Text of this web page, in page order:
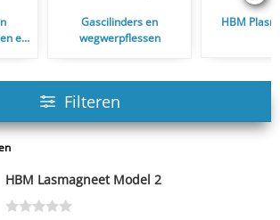
en
Gascilinders en
wegwerpflessen
HBM
Filteren
HBM Lasmagneet Model 2